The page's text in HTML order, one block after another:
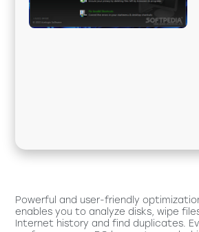
Powerful and user-friendly
enables you to analyze disks, wipe
Internet history and find duplicates.